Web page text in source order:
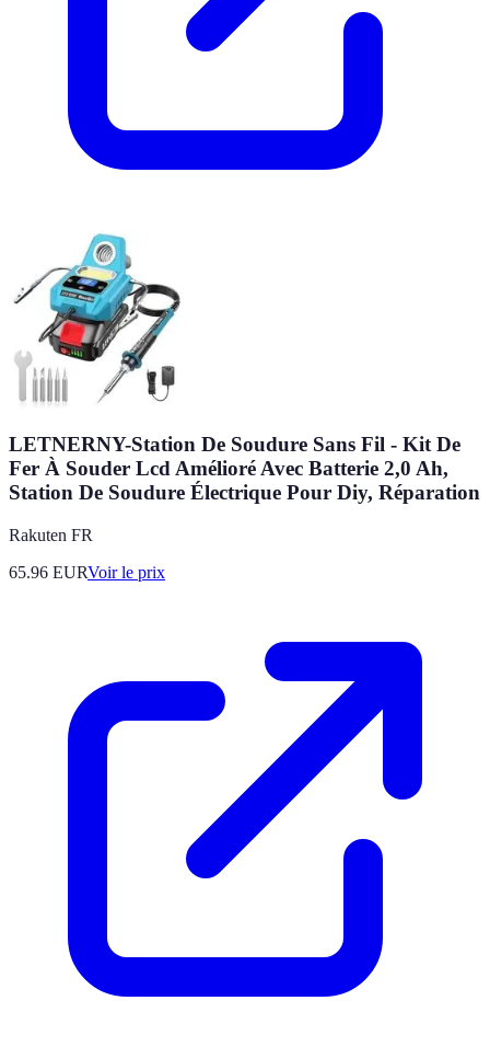
LETNERNY-Station De Soudure Sans Fil - Kit De
Fer À Souder Lcd Amélioré Avec Batterie 2,0 Ah,
Station De Soudure Électrique Pour Diy, Réparation
Rakuten FR
65.96 EURVoir le prix